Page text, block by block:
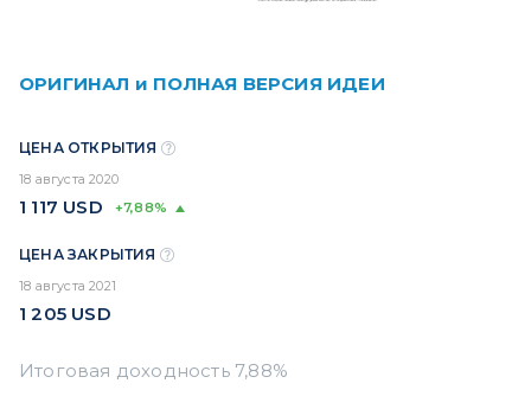
ОРИГИНАЛ и ПОЛНАЯ ВЕРСИЯ ИДЕИ
ЦЕНА ОТКРЫТИЯ
18 августа 2020
1 117 USD +7,88%
ЦЕНА ЗАКРЫТИЯ
18 августа 2021
1 205 USD